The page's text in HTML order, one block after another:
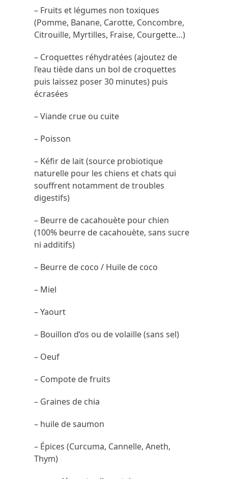
– Fruits et légumes non toxiques
(Pomme, Banane, Carotte, Concombre,
Citrouille, Myrtilles, Fraise, Courgette…)
– Croquettes réhydratées (ajoutez de
l’eau tiède dans un bol de croquettes
puis laissez poser 30 minutes) puis
écrasées
– Viande crue ou cuite
– Poisson
– Kéfir de lait (source probiotique
naturelle pour les chiens et chats qui
souffrent notamment de troubles
digestifs)
– Beurre de cacahouète pour chien
(100% beurre de cacahouète, sans sucre
ni additifs)
– Beurre de coco / Huile de coco
– Miel
– Yaourt
– Bouillon d’os ou de volaille (sans sel)
– Oeuf
– Compote de fruits
– Graines de chia
– huile de saumon
– Épices (Curcuma, Cannelle, Aneth,
Thym)